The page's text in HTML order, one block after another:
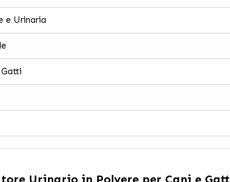
e Urinaria
Gatti
Urinario in Polvere per Cani e